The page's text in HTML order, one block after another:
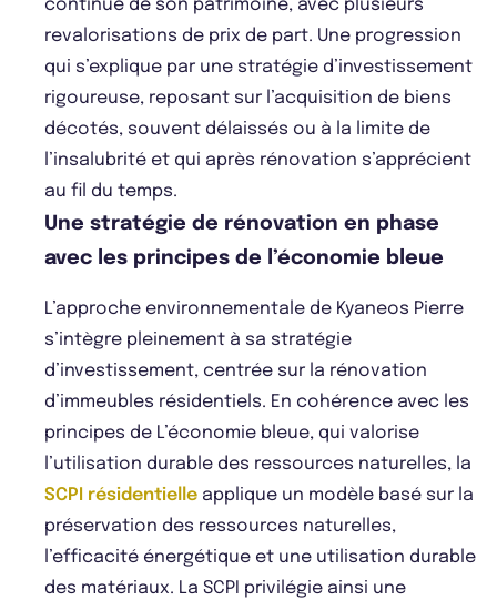
continue de son patrimoine, avec plusieurs
revalorisations de prix de part. Une progression
qui s’explique par une stratégie d’investissement
rigoureuse, reposant sur l’acquisition de biens
décotés, souvent délaissés ou à la limite de
l’insalubrité et qui après rénovation s’apprécient
au fil du temps.
Une stratégie de rénovation en phase
avec les principes de l’économie bleue
L’approche environnementale de Kyaneos Pierre
s’intègre pleinement à sa stratégie
d’investissement, centrée sur la rénovation
d’immeubles résidentiels. En cohérence avec les
principes de L’économie bleue, qui valorise
l’utilisation durable des ressources naturelles, la
SCPI résidentielle applique un modèle basé sur la
préservation des ressources naturelles,
l’efficacité énergétique et une utilisation durable
des matériaux. La SCPI privilégie ainsi une